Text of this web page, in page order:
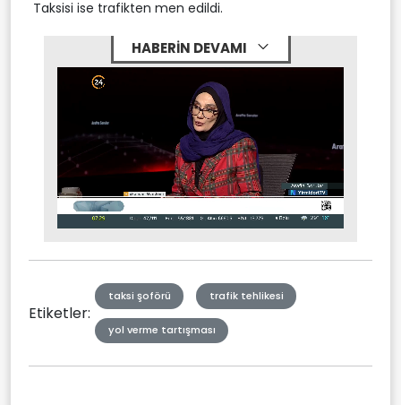
Taksisi ise trafikten men edildi.
HABERİN DEVAMI
Mute Stream
Etiketler:
taksi şoförü trafik tehlikesi
yol verme tartışması